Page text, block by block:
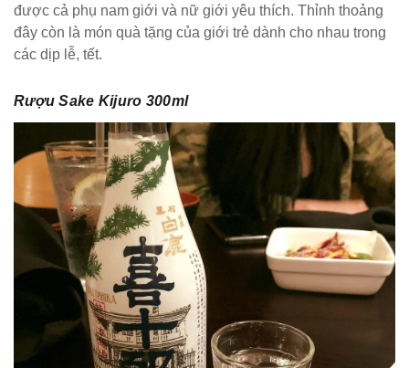
được cả phụ nam giới và nữ giới yêu thích. Thỉnh thoảng
đây còn là món quà tặng của giới trẻ dành cho nhau trong
các dịp lễ, tết.
Rượu Sake Kijuro 300ml